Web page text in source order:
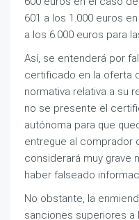
601 a los 1.000 euros
a los 6.000 euros para
Así, se entenderá por
certificado en la oferta
normativa relativa a su
no se presente el
autónoma para que
entregue al comprador
considerará muy grave
haber falseado
No obstante, la
sanciones superiores a